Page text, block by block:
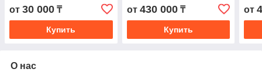
от 30 000 ₸
Купить
от 430 000₸
Купить
от
О нас